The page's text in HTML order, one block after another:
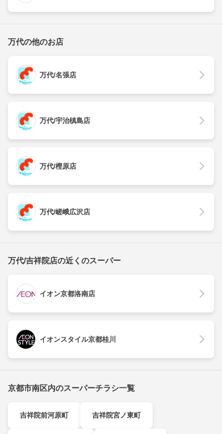
万代の他のお店
万代/名張店
万代/宇治槙島店
万代/樫原店
万代/嵯峨広沢店
万代/吉祥院店の近くのスーパー
イオン京都洛南店
イオンスタイル京都桂川
京都市南区内のスーパーチラシ一覧
吉祥院前河原町 吉祥院宮ノ東町